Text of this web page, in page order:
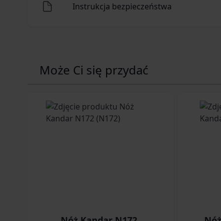
Instrukcja bezpieczeństwa
Może Ci się przydać